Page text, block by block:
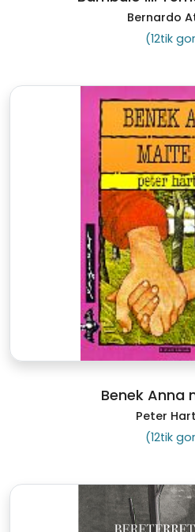
Bernardo
(12tik
Benek Anna
Peter
(12tik